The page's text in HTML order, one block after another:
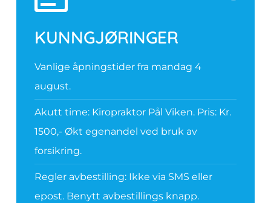
KUNNGJØRINGER
Vanlige åpningstider fra mandag 4
august.
Akutt time: Kiropraktor Pål Viken. Pris: Kr.
1500,- Økt egenandel ved bruk av
forsikring.
Regler avbestilling: Ikke via SMS eller
epost. Benytt avbestillings knapp.